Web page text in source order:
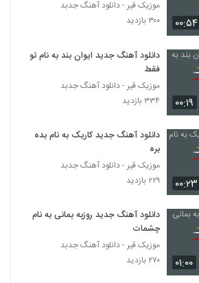
آهنگ دلبر ناب (ورژن جدید) از ناصر
زینعلی(پاپ)
۳۲۶ بازدید
آهنگ زیرزمین از کارما(پاپ)
۳۰۴ بازدید
دانلود آهنگ محمود زمانی سر به راه
۲۳۲ بازدید
دانلود آهنگ مهاس بعضی وقتا
۲۵۱ بازدید
۰۰:۵۴
موزیک قیر - دانلود آهنگ جدبد
۳۰۰ بازدید
۰۰:۱۹
دانلود آهنگ جدید ایوان بند به نام تو
فقط
موزیک قیر - دانلود آهنگ جدبد
۳۳۴ بازدید
۰۰:۲۳
دانلود آهنگ جدید کاریک به نام بده
بره
موزیک قیر - دانلود آهنگ جدبد
۲۲۹ بازدید
۰۱:۰۰
دانلود آهنگ جدید روزبه بمانی به نام
چشمات
موزیک قیر - دانلود آهنگ جدبد
۲۷۰ بازدید